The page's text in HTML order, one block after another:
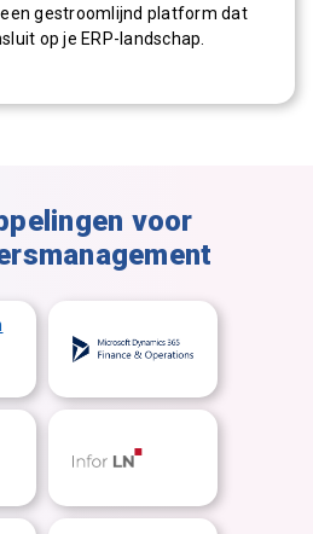
gestroomlijnd platform dat
op je ERP-landschap.
voor